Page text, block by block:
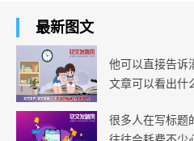
最新图文
他可以直接告诉
文章可以看出什
很多人在写标题